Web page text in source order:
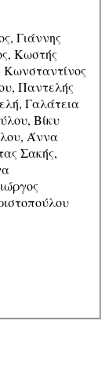
Γιάννης
Κωστής
Παντελής
Γαλάτεια
Βίκυ
Άννα
Σακής,